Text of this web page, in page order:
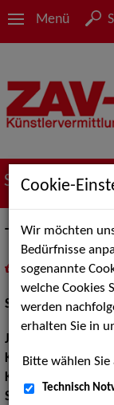
Menü
Suche nach
Tini Prüfert
inMeine
Schauspiel:Film
Jahrgang:
Körpergröße:174
Konfektionsgröße:
Sprachen:
Englisch,
Cookie-
Wir möchten
Bedürfnisse
sogenannte
welche Cookies
werden
erhalten Sie in
Bitte wählen Sie
Technisch